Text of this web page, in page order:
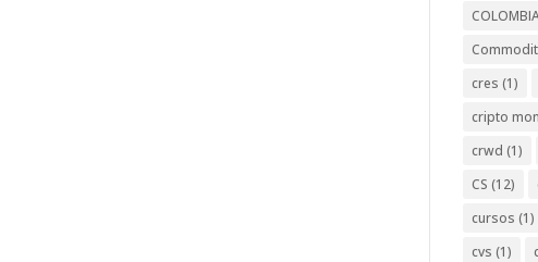
cres (1)
cripto
crwd (1)
CS (12)
cursos (1)
cvs (1)